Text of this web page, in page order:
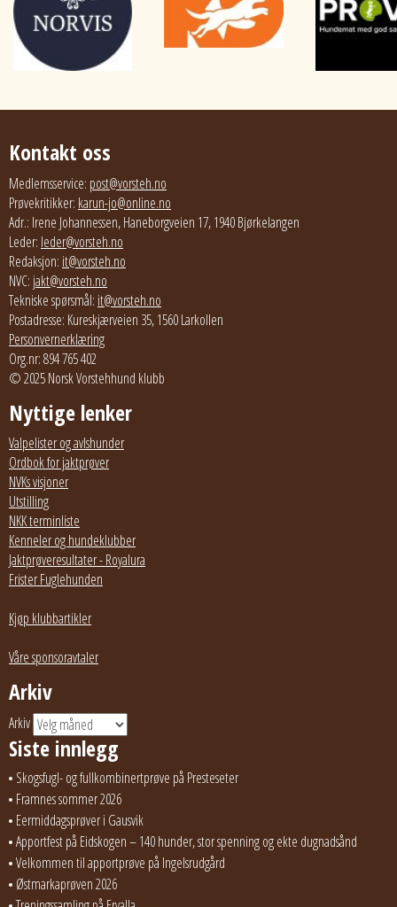
Kontakt oss
Medlemsservice: post@vorsteh.no
Prøvekritikker: karun-jo@online.no
Adr.: Irene Johannessen, Haneborgveien 17, 1940 Bjørkelangen
Leder: leder@vorsteh.no
Redaksjon: it@vorsteh.no
NVC: jakt@vorsteh.no
Tekniske spørsmål: it@vorsteh.no
Postadresse: Kureskjærveien 35, 1560 Larkollen
Personvernerklæring
Org.nr: 894 765 402
© 2025 Norsk Vorstehhund klubb
Nyttige lenker
Valpelister og avlshunder
Ordbok for jaktprøver
NVKs visjoner
Utstilling
NKK terminliste
Kenneler og hundeklubber
Jaktprøveresultater - Royalura
Frister Fuglehunden
Kjøp klubbartikler
Våre sponsoravtaler
Arkiv
Arkiv
Siste innlegg
Skogsfugl- og fullkombinertprøve på Presteseter
Framnes sommer 2026
Eermiddagsprøver i Gausvik
Apportfest på Eidskogen – 140 hunder, stor spenning og ekte dugnadsånd
Velkommen til apportprøve på Ingelsrudgård
Østmarkaprøven 2026